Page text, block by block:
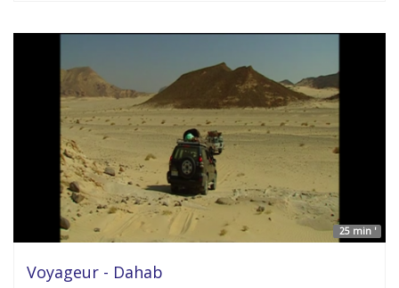
25 min '
Voyageur - Dahab